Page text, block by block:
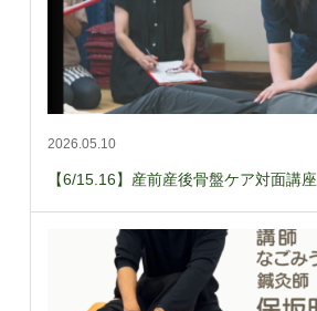
2026.05.10
【6/15.16】産前産後骨盤ケア対面講座